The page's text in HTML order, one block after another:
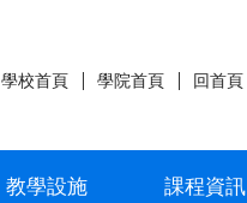
學校首頁 學院首頁 回首頁
教學設施 課程資訊